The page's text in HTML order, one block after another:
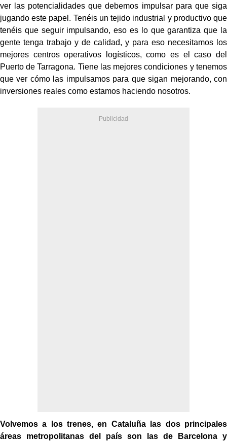
ver las potencialidades que debemos impulsar para que siga
jugando este papel. Tenéis un tejido industrial y productivo que
tenéis que seguir impulsando, eso es lo que garantiza que la
gente tenga trabajo y de calidad, y para eso necesitamos los
mejores centros operativos logísticos, como es el caso del
Puerto de Tarragona. Tiene las mejores condiciones y tenemos
que ver cómo las impulsamos para que sigan mejorando, con
inversiones reales como estamos haciendo nosotros.
Volvemos a los trenes, en Cataluña las dos principales
áreas metropolitanas del país son las de Barcelona y